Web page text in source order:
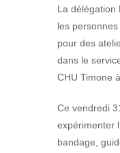
La délégation
les
pour des
dans le
CHU Timone
Ce vendredi
expérimenter
bandage,